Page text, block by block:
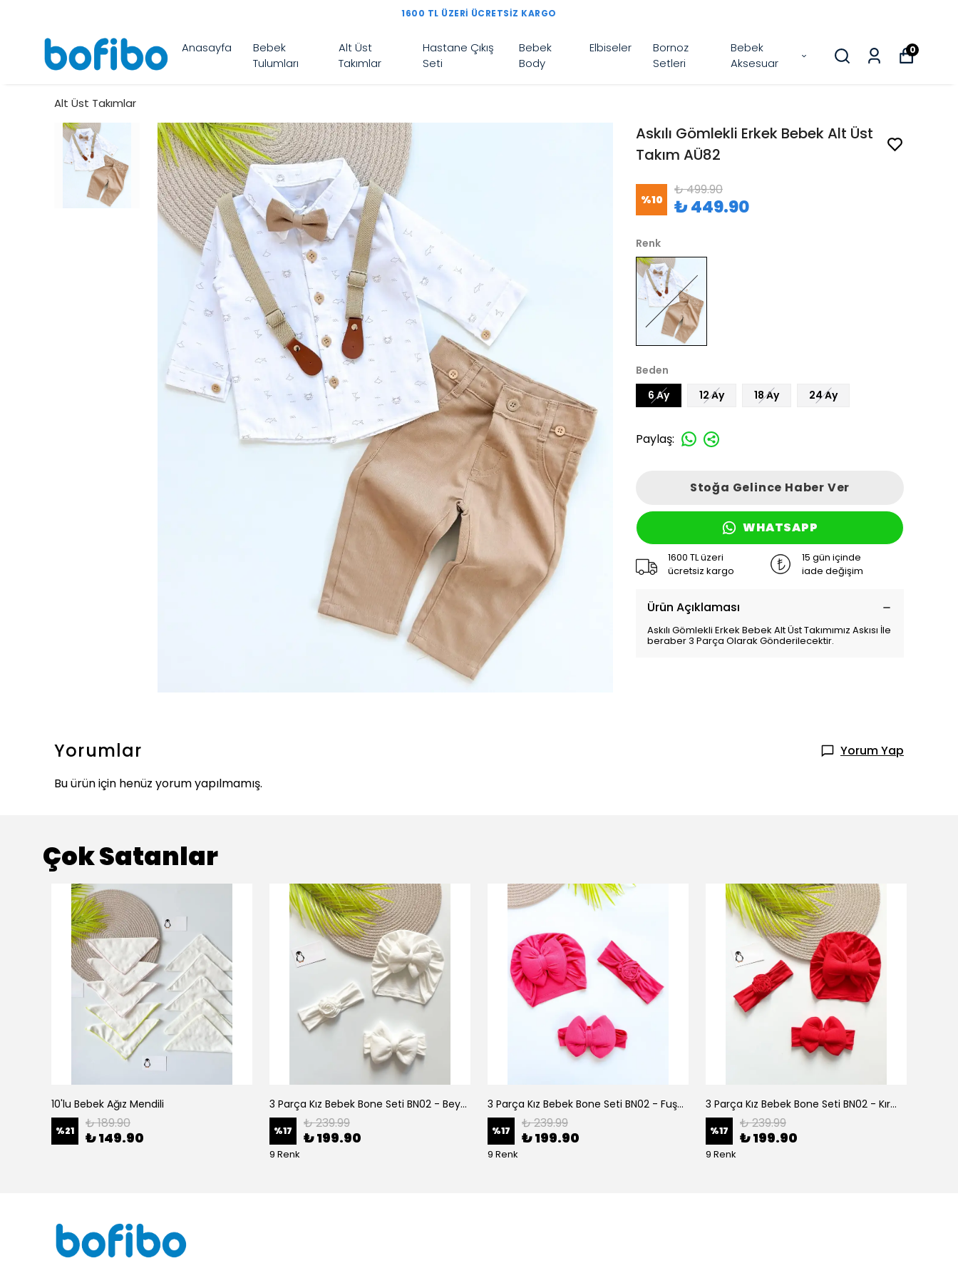
1600 TL ÜZERI ÜCRETSIZ KARGO
Anasayfa
Bebek
Tulumları
Alt Üst
Takımlar
Hastane Çıkış
Seti
Bebek
Body
Elbiseler
Bornoz
Setleri
Bebek
Aksesuar
0
Alt Üst Takımlar
Askılı Gömlekli Erkek Bebek Alt Üst
Takım AÜ82
%10
₺ 499.90
₺ 449.90
Renk
Beden
6 Ay
12 Ay 18 Ay 24 Ay
Paylaş:
Stoğa Gelince Haber Ver
WHATSAPP
1600 TL üzeri
ücretsiz kargo
15 gün içinde
iade değişim
Ürün Açıklaması
Askılı Gömlekli Erkek Bebek Alt Üst Takımımız Askısı İle
beraber 3 Parça Olarak Gönderilecektir.
Yorumlar
Yorum Yap
Bu ürün için henüz yorum yapılmamış.
Çok Satanlar
10'lu Bebek Ağız Mendili
%21 ₺ 189.90
₺ 149.90
3 Parça Kız Bebek Bone Seti BN02 - Beyaz
%17 ₺ 239.99
₺ 199.90
9 Renk
3 Parça Kız Bebek Bone Seti BN02 - Fuşya
%17 ₺ 239.99
₺ 199.90
9 Renk
3 Parça Kız Bebek Bone Seti BN02 - Kırmızı
%17 ₺ 239.99
₺ 199.90
9 Renk